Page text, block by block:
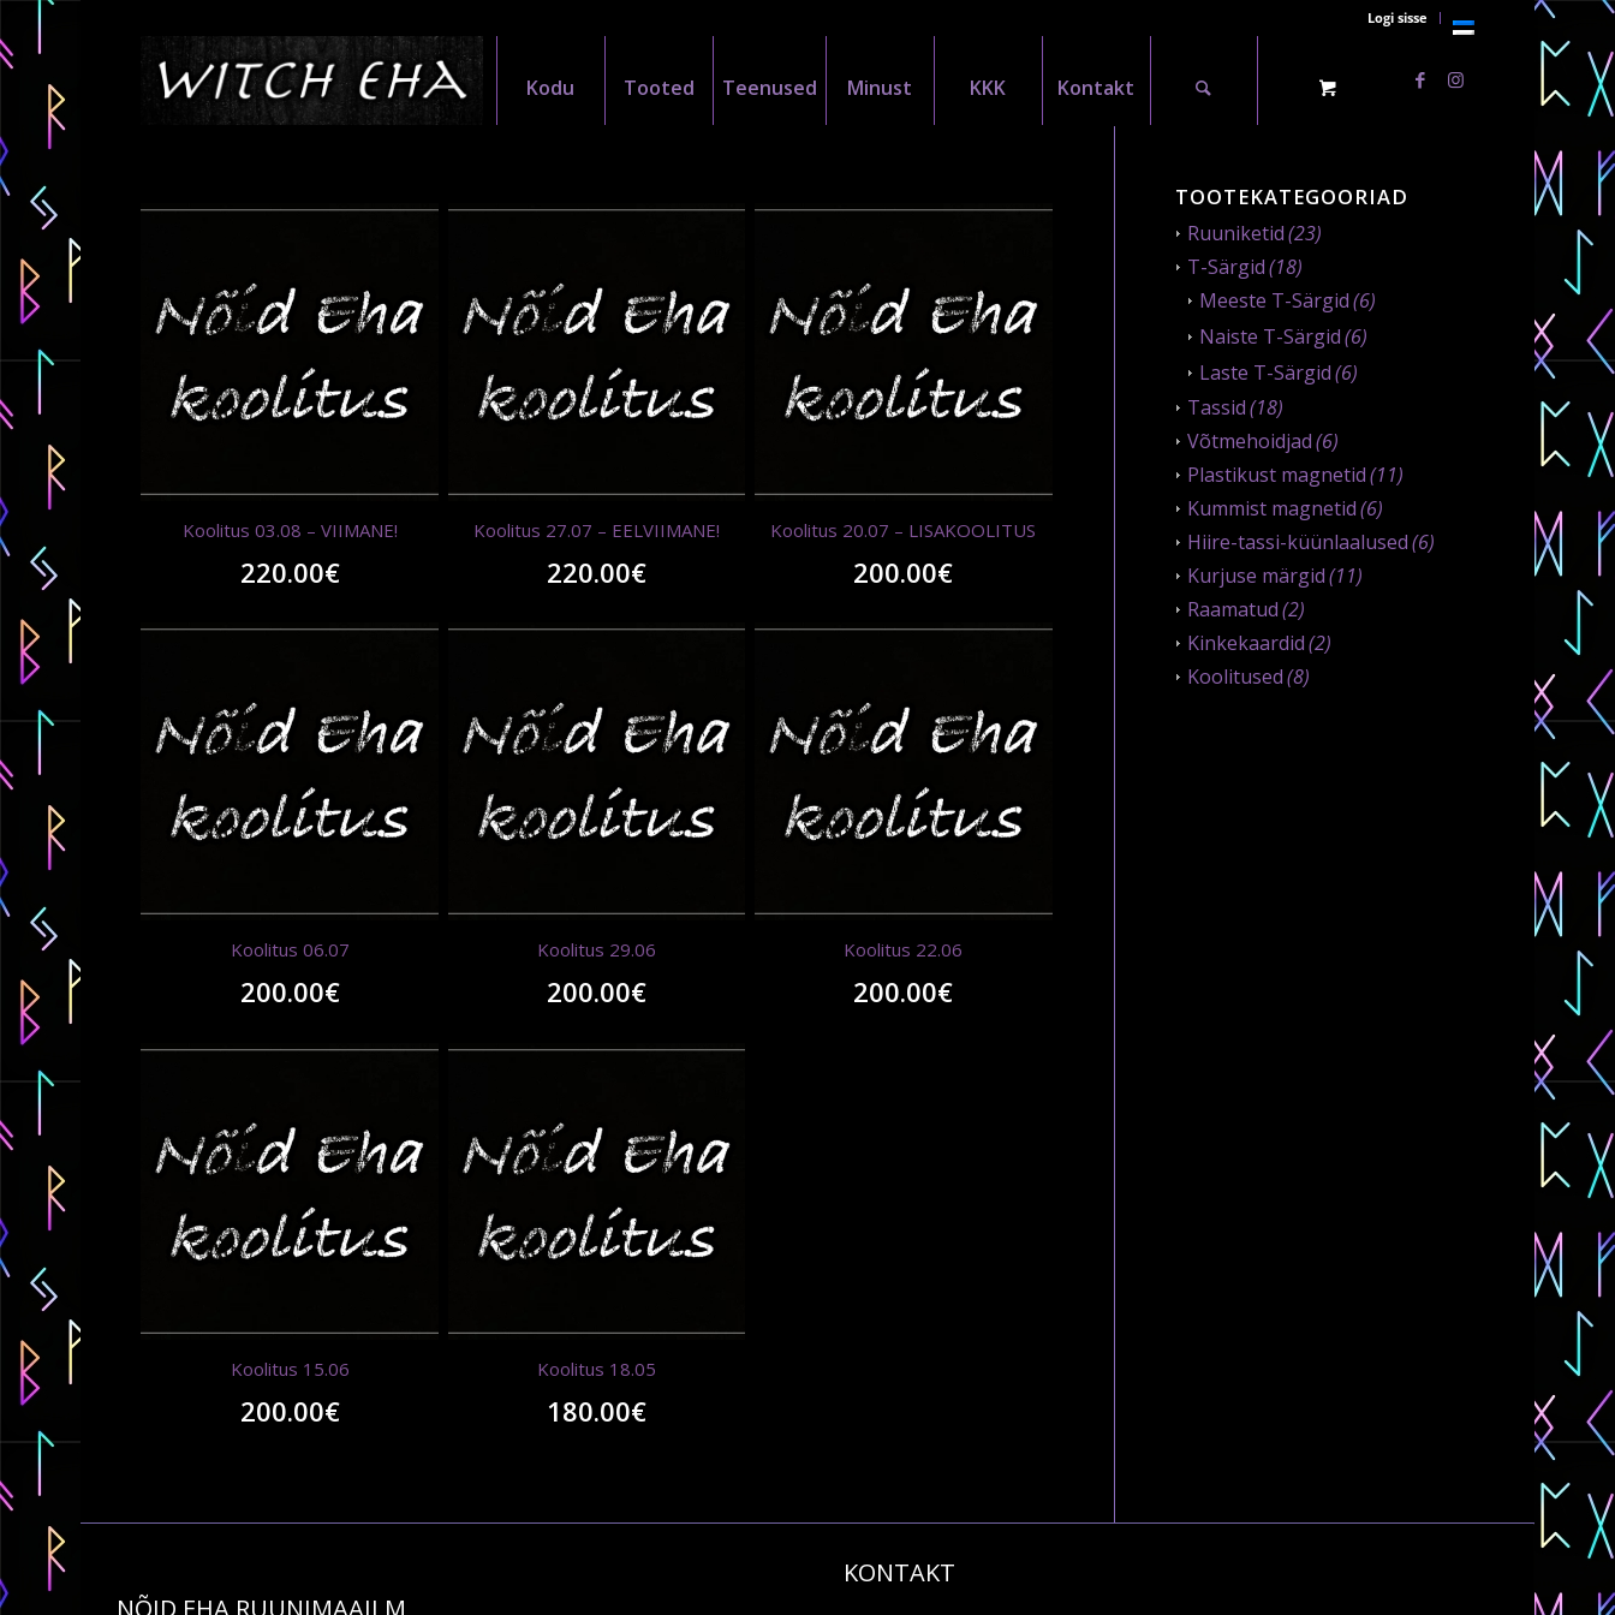
Logi sisse
Kodu Tooted Teenused Minust KKK Kontakt
Koolitus 03.08 – VIIMANE!
220.00€
Koolitus 27.07 – EELVIIMANE!
220.00€
Koolitus 20.07 – LISAKOOLITUS
200.00€
Koolitus 06.07
200.00€
Koolitus 29.06
200.00€
Koolitus 22.06
200.00€
Koolitus 15.06
200.00€
Koolitus 18.05
180.00€
TOOTEKATEGOORIAD
Ruuniketid(23)
T-Särgid(18)
Meeste T-Särgid(6)
Naiste T-Särgid(6)
Laste T-Särgid(6)
Tassid(18)
Võtmehoidjad(6)
Plastikust magnetid(11)
Kummist magnetid(6)
Hiire-tassi-küünlaalused(6)
Kurjuse märgid(11)
Raamatud(2)
Kinkekaardid(2)
Koolitused(8)
NÕID EHA RUUNIMAAILM
KONTAKT